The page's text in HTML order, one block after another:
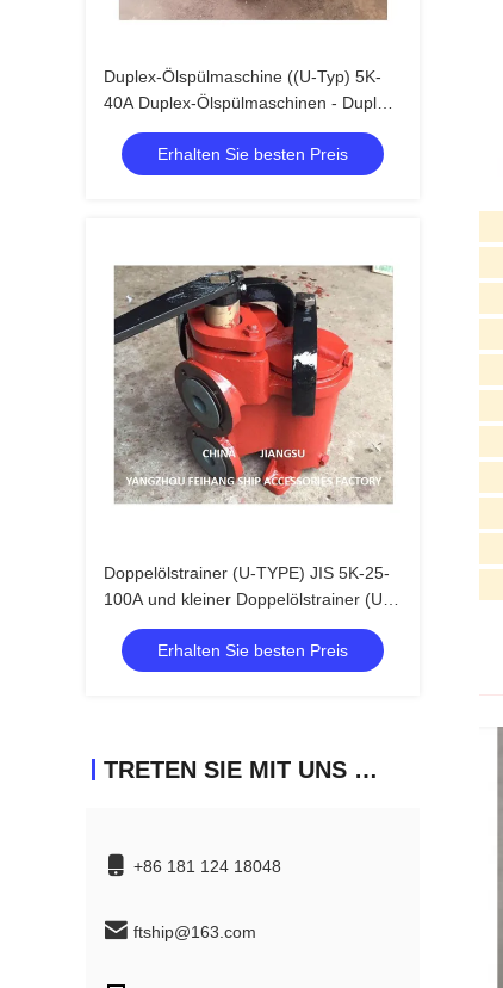
Duplex-Ölspülmaschine ((U-Typ) 5K-
40A Duplex-Ölspülmaschinen - Duplex-
Korbölspülmaschinen
Erhalten Sie besten Preis
Doppelölstrainer (U-TYPE) JIS 5K-25-
100A und kleiner Doppelölstrainer (U-
TYPE)
Erhalten Sie besten Preis
TRETEN SIE MIT UNS IN VERBINDUNG
+86 181 124 18048
ftship@163.com